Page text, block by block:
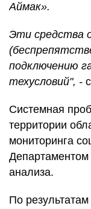
Аймак».
Эти средства
подключению
техусловий", -
Системная
территории
мониторинга
анализа.
По